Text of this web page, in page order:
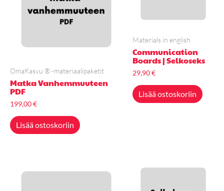
OmaKasvu ® -materiaalipaketit
Matka Vanhemmuuteen
PDF
199,00€
Lisää ostoskoriin
Materials in english
Communication
Boards | Selkoseks
29,90€
Lisää ostoskoriin